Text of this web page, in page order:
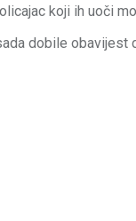
koji ih uoči
dobile obavijest